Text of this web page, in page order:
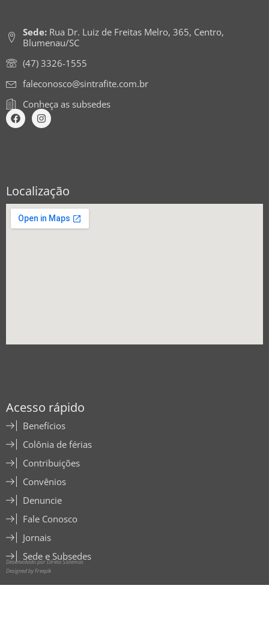
Sede:Rua Dr. Luiz de Freitas Melro, 365, Centro,
Blumenau/SC
(47) 3326-1555
faleconosco@sintrafite.com.br
Conheça as subsedes
Localização
Acesso rápido
Benefícios
Colônia de férias
Contribuições
Convênios
Denuncie
Fale Conosco
Jornais
Sede e Subsedes
Desenvolvido por Direta Sistemas
Designed by Freepik